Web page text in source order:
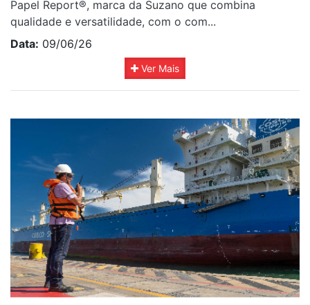
Papel Report®, marca da Suzano que combina
qualidade e versatilidade, com o com...
Data: 09/06/26
Ver Mais